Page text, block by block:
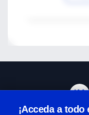
¡Acceda a